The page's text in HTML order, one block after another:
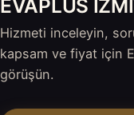
EVAPLUS
Hizmeti inceleyin,
kapsam ve fiyat için
görüşün.